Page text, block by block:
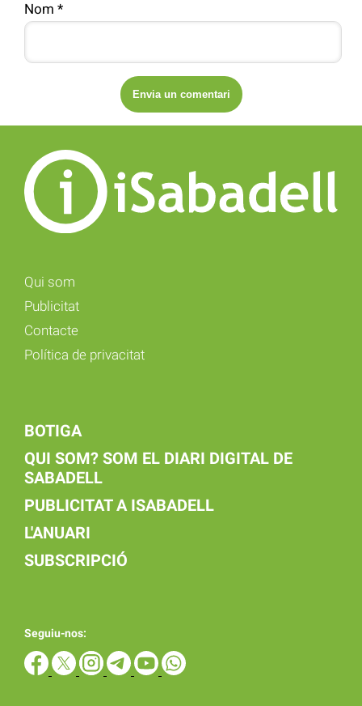
Nom *
Qui som
Publicitat
Contacte
Política de privacitat
BOTIGA
QUI SOM? SOM EL DIARI DIGITAL DE
SABADELL
PUBLICITAT A ISABADELL
L'ANUARI
SUBSCRIPCIÓ
Seguiu-nos: